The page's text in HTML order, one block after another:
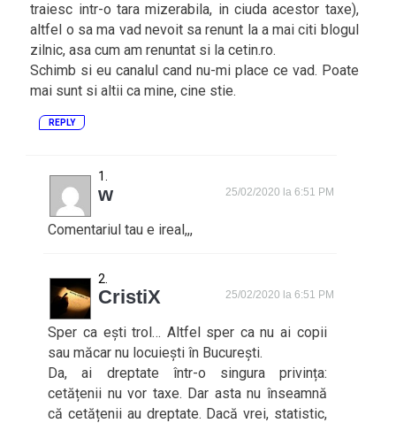
traiesc intr-o tara mizerabila, in ciuda acestor taxe),
altfel o sa ma vad nevoit sa renunt la a mai citi blogul
zilnic, asa cum am renuntat si la cetin.ro.
Schimb si eu canalul cand nu-mi place ce vad. Poate
mai sunt si altii ca mine, cine stie.
REPLY
w 25/02/2020 la 6:51 PM
Comentariul tau e ireal,,,
CristiX 25/02/2020 la 6:51 PM
Sper ca ești trol… Altfel sper ca nu ai copii
sau măcar nu locuiești în București.
Da, ai dreptate într-o singura privința:
cetățenii nu vor taxe. Dar asta nu înseamnă
că cetățenii au dreptate. Dacă vrei, statistic,